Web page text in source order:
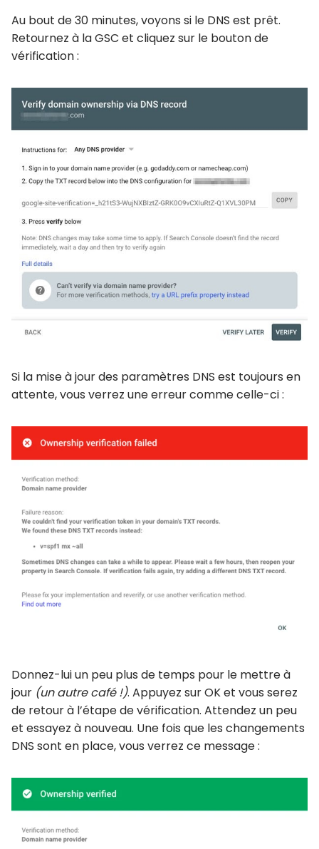
Au bout de 30 minutes, voyons si le DNS est prêt.
Retournez à la GSC et cliquez sur le bouton de
vérification :
Si la mise à jour des paramètres DNS est toujours en
attente, vous verrez une erreur comme celle-ci :
Donnez-lui un peu plus de temps pour le mettre à
jour (un autre café !). Appuyez sur OK et vous serez
de retour à l’étape de vérification. Attendez un peu
et essayez à nouveau. Une fois que les changements
DNS sont en place, vous verrez ce message :